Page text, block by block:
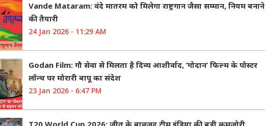
Vande Mataram: वंदे मातरम को मिलेगा राष्ट्रगान जैसा सम्मान, नियम बनाने
की तैयारी
24 Jan 2026 - 11:29 AM
Godan Film: गौ सेवा से मिलता है दिव्य आशीर्वाद, ‘गोदान’ फिल्म के पोस्टर
लॉन्च पर मोरारी बापू का संदेश
23 Jan 2026 - 6:47 PM